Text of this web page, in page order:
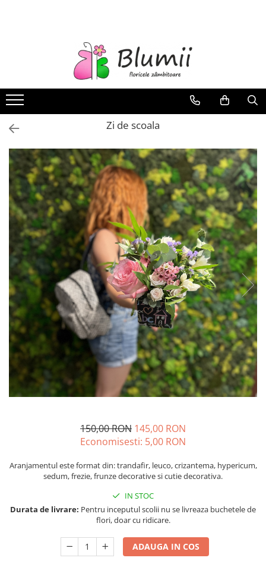
FLORI NATURALE
ARANJAMENTE
INAPOI LA SCOALA
FLORI CRIOGENATE
VASE
STATUI
CUPOLE
Zi de scoala
150,00 RON 145,00 RON
Economisesti: 5,00 RON
Aranjamentul este format din: trandafir, leuco, crizantema, hypericum,
sedum, frezie, frunze decorative si cutie decorativa.
IN STOC
Durata de livrare: Pentru inceputul scolii nu se livreaza buchetele de
flori, doar cu ridicare.
ADAUGA IN COS